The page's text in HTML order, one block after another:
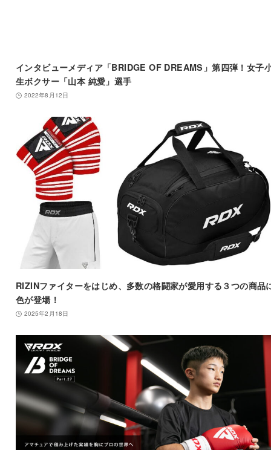
インタビューメディア「BRIDGE OF DREAMS」第四弾！女子
生ボクサー「山本 純愛」選手
2022年8月12日
RIZINファイターをはじめ、多数の格闘家が愛用する３つの商品
色が登場！
2025年2月18日